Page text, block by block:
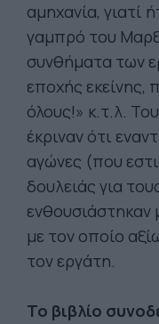
αμηχανία, γιατί
γαμπρό του
συνθήματα των
εποχής εκείνης,
όλους!» κ.τ.λ.
έκριναν ότι
αγώνες (που
δουλειάς για
με τον οποίο
τον εργάτη.
Το βιβλίο